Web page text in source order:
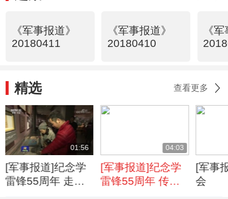
《军事报道》
20180411
《军事报道》
20180410
《
精选 查看更多
01:56
[军事报道]纪念学
雷锋55周年 走进
04:03
[军事报道]纪念学
雷锋55周年 传承
[军事
会